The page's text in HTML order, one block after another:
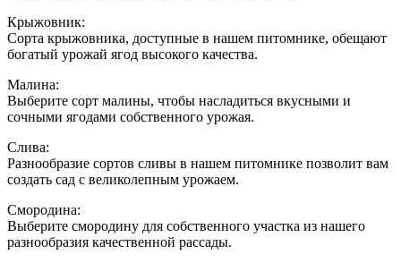
Крыжовник:
Сорта крыжовника, доступные в нашем питомнике, обещают
богатый урожай ягод высокого качества.
Малина:
Выберите сорт малины, чтобы насладиться вкусными и
сочными ягодами собственного урожая.
Слива:
Разнообразие сортов сливы в нашем питомнике позволит вам
создать сад с великолепным урожаем.
Смородина:
Выберите смородину для собственного участка из нашего
разнообразия качественной рассады.